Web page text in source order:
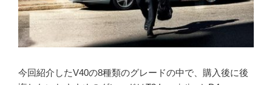
今回紹介したV40の8種類のグレードの中で、購入後に後